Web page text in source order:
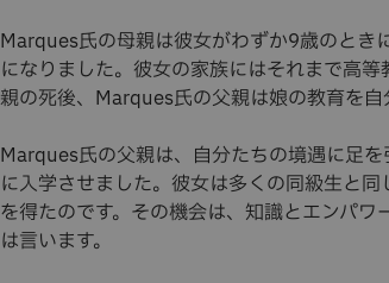
Marques氏の母親は彼女がわずか9歳のとき
になりました。彼女の家族にはそれまで高
親の死後、Marques氏の父親は娘の教育を自
Marques氏の父親は、自分たちの境遇に足
に入学させました。彼女は多くの同級生と
を得たのです。その機会は、知識とエンパ
は言います。